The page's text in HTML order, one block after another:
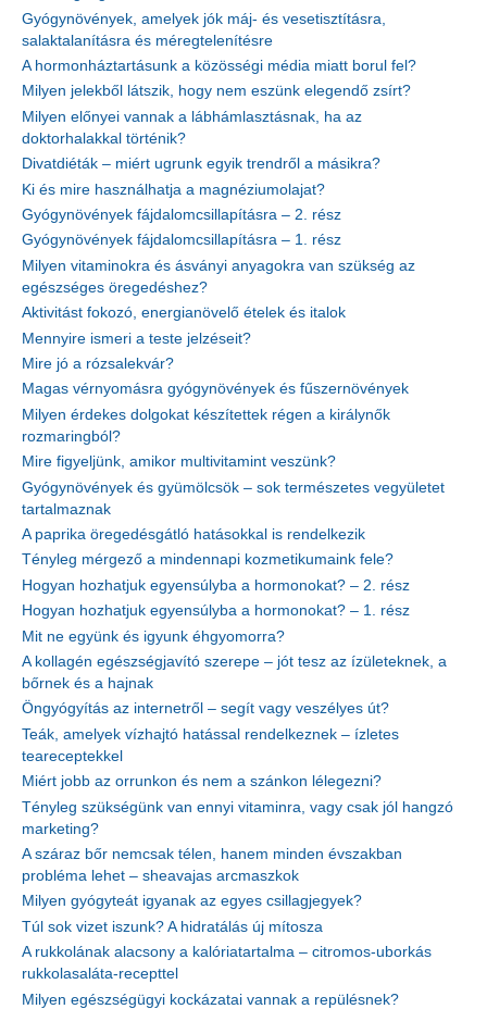
Gyógynövények, amelyek jók máj- és vesetisztításra,
salaktalanításra és méregtelenítésre
A hormonháztartásunk a közösségi média miatt borul fel?
Milyen jelekből látszik, hogy nem eszünk elegendő zsírt?
Milyen előnyei vannak a lábhámlasztásnak, ha az
doktorhalakkal történik?
Divatdiéták – miért ugrunk egyik trendről a másikra?
Ki és mire használhatja a magnéziumolajat?
Gyógynövények fájdalomcsillapításra – 2. rész
Gyógynövények fájdalomcsillapításra – 1. rész
Milyen vitaminokra és ásványi anyagokra van szükség az
egészséges öregedéshez?
Aktivitást fokozó, energianövelő ételek és italok
Mennyire ismeri a teste jelzéseit?
Mire jó a rózsalekvár?
Magas vérnyomásra gyógynövények és fűszernövények
Milyen érdekes dolgokat készítettek régen a királynők
rozmaringból?
Mire figyeljünk, amikor multivitamint veszünk?
Gyógynövények és gyümölcsök – sok természetes vegyületet
tartalmaznak
A paprika öregedésgátló hatásokkal is rendelkezik
Tényleg mérgező a mindennapi kozmetikumaink fele?
Hogyan hozhatjuk egyensúlyba a hormonokat? – 2. rész
Hogyan hozhatjuk egyensúlyba a hormonokat? – 1. rész
Mit ne együnk és igyunk éhgyomorra?
A kollagén egészségjavító szerepe – jót tesz az ízületeknek, a
bőrnek és a hajnak
Öngyógyítás az internetről – segít vagy veszélyes út?
Teák, amelyek vízhajtó hatással rendelkeznek – ízletes
teareceptekkel
Miért jobb az orrunkon és nem a szánkon lélegezni?
Tényleg szükségünk van ennyi vitaminra, vagy csak jól hangzó
marketing?
A száraz bőr nemcsak télen, hanem minden évszakban
probléma lehet – sheavajas arcmaszkok
Milyen gyógyteát igyanak az egyes csillagjegyek?
Túl sok vizet iszunk? A hidratálás új mítosza
A rukkolának alacsony a kalóriatartalma – citromos-uborkás
rukkolasaláta-recepttel
Milyen egészségügyi kockázatai vannak a repülésnek?